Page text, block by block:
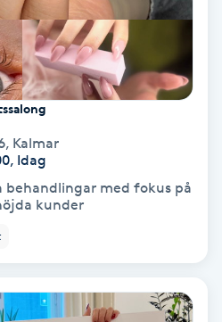
, Kalmar
Idag
behandlingar med fokus på
kunder